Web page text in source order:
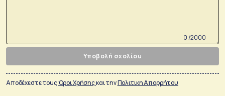
0 /2000
Υποβολή σχολίου
Αποδέχεστε τουςΌροι Χρήσηςκαι τηνΠολιτικη Απορρήτου